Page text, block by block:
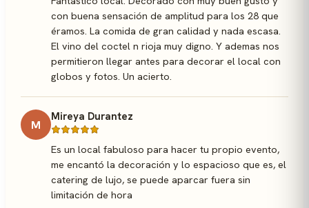
con buena sensación de amplitud para los 28 que
éramos. La comida de gran calidad y nada escasa.
El vino del coctel n rioja muy digno. Y ademas nos
permitieron llegar antes para decorar el local con
globos y fotos. Un acierto.
M
Mireya Durantez
Es un local fabuloso para hacer tu propio evento,
me encantó la decoración y lo espacioso que es, el
catering de lujo, se puede aparcar fuera sin
limitación de hora